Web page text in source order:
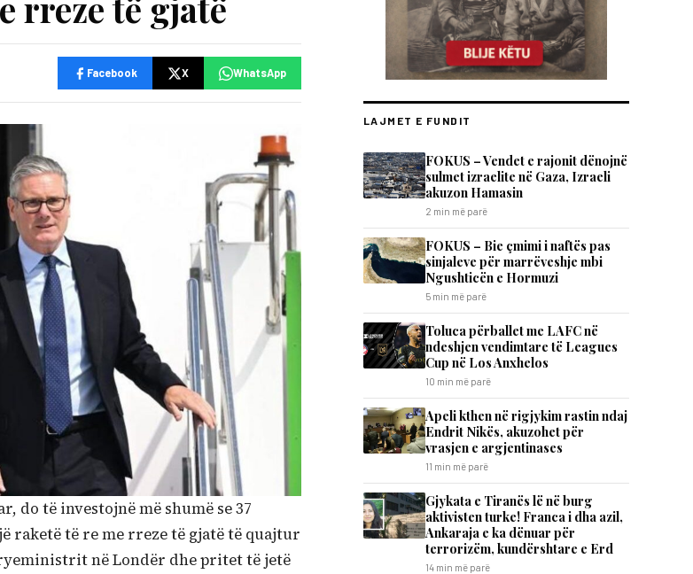
Facebook X WhatsApp
do të investojnë më shumë se 37
raketë të re me rreze të gjatë të quajtur
në Londër dhe pritet të jetë
LAJMET E FUNDIT
FOKUS – Vendet e rajonit dënojnë
sulmet izraelite në Gaza, Izraeli
akuzon Hamasin
2 min më parë
FOKUS – Bie çmimi i naftës pas
sinjaleve për marrëveshje mbi
Ngushticën e Hormuzi
5 min më parë
Toluca përballet me LAFC në
ndeshjen vendimtare të Leagues
Cup në Los Anxhelos
10 min më parë
Apeli kthen në rigjykim rastin ndaj
Endrit Nikës, akuzohet për
vrasjen e argjentinases
11 min më parë
Gjykata e Tiranës lë në burg
aktivisten turke! Franca i dha azil,
Ankaraja e ka dënuar për
terrorizëm, kundërshtare e Erd
14 min më parë